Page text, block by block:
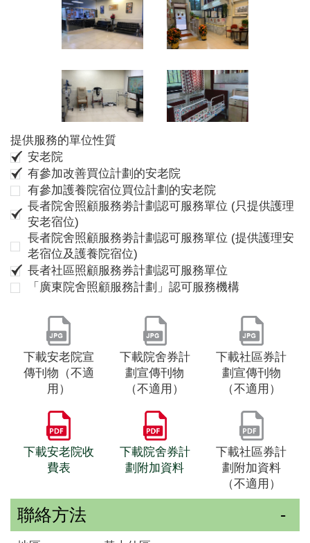
提供服務的單位性質
安老院
有參加改善買位計劃的安老院
有參加護養院宿位買位計劃的安老院
長者院舍照顧服務劵計劃認可服務單位 (只提供護理
安老宿位)
長者院舍照顧服務劵計劃認可服務單位 (提供護理安
老宿位及護養院宿位)
長者社區照顧服務券計劃認可服務單位
「廣東院舍照顧服務計劃」認可服務機構
下載安老院宣
傳刊物（不適
用）
下載院舍券計
劃宣傳刊物
（不適用）
下載社區券計
劃宣傳刊物
（不適用）
下載安老院收
費表
下載院舍券計
劃附加資料
下載社區券計
劃附加資料
（不適用）
聯絡方法